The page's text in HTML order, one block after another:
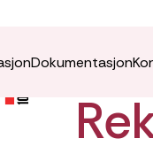
Dokumentasjon